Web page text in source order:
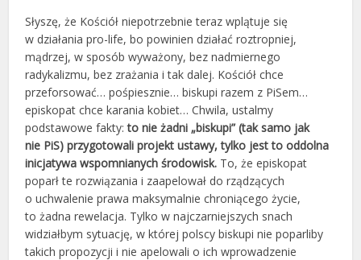
Słyszę, że Kościół niepotrzebnie teraz wplątuje się
w działania pro-life, bo powinien działać roztropniej,
mądrzej, w sposób wyważony, bez nadmiernego
radykalizmu, bez zrażania i tak dalej. Kościół chce
przeforsować… pośpiesznie… biskupi razem z PiSem…
episkopat chce karania kobiet… Chwila, ustalmy
podstawowe fakty: to nie żadni „biskupi” (tak samo jak
nie PiS) przygotowali projekt ustawy, tylko jest to oddolna
inicjatywa wspomnianych środowisk. To, że episkopat
poparł te rozwiązania i zaapelował do rządzących
o uchwalenie prawa maksymalnie chroniącego życie,
to żadna rewelacja. Tylko w najczarniejszych snach
widziałbym sytuację, w której polscy biskupi nie poparliby
takich propozycji i nie apelowali o ich wprowadzenie